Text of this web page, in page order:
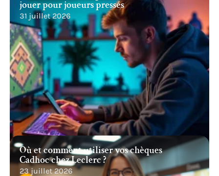
jouer pour joueurs pressés
31 juillet 2026
Où et comment utiliser vos chèques
Cadhoc chez Leclerc ?
23 juillet 2026